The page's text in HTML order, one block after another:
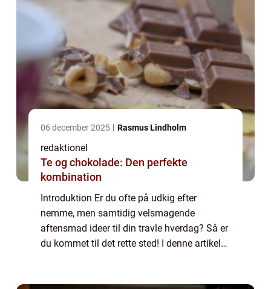
06 december 2025 Rasmus Lindholm
redaktionel
Te og chokolade: Den perfekte
kombination
Introduktion Er du ofte på udkig efter
nemme, men samtidig velsmagende
aftensmad ideer til din travle hverdag? Så er
du kommet til det rette sted! I denne artikel